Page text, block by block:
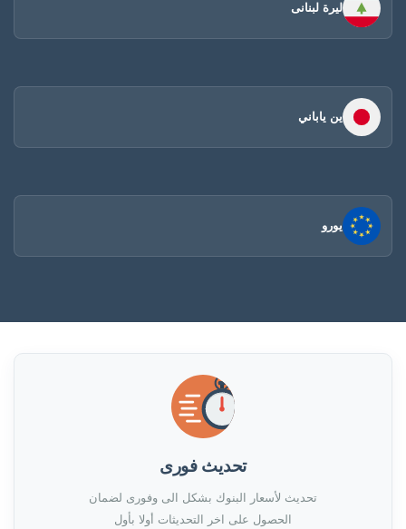
ليرة لبنانى
ين ياباني
يورو
تحديث فورى
تحديث لأسعار البنوك بشكل الى وفورى لضمان
الحصول على اخر التحديثات أولا بأول